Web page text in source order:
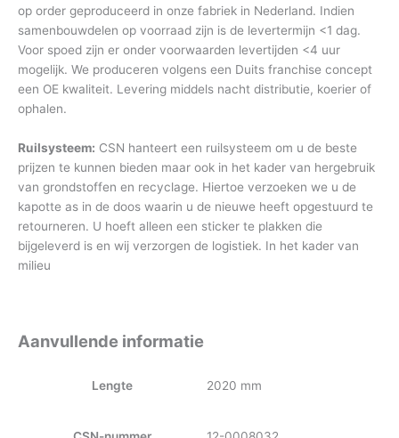
op order geproduceerd in onze fabriek in Nederland. Indien
samenbouwdelen op voorraad zijn is de levertermijn <1 dag.
Voor spoed zijn er onder voorwaarden levertijden <4 uur
mogelijk. We produceren volgens een Duits franchise concept
een OE kwaliteit. Levering middels nacht distributie, koerier of
ophalen.
Ruilsysteem: CSN hanteert een ruilsysteem om u de beste
prijzen te kunnen bieden maar ook in het kader van hergebruik
van grondstoffen en recyclage. Hiertoe verzoeken we u de
kapotte as in de doos waarin u de nieuwe heeft opgestuurd te
retourneren. U hoeft alleen een sticker te plakken die
bijgeleverd is en wij verzorgen de logistiek. In het kader van
milieu
Aanvullende informatie
Lengte 2020 mm